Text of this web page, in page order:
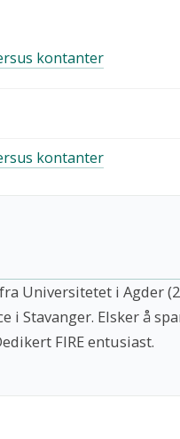
kontanter
kontanter
Universitetet i Agder
i Stavanger. Elsker å
FIRE entusiast.